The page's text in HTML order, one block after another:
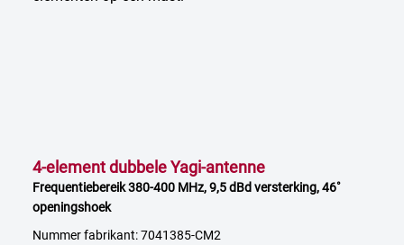
4-element dubbele Yagi-antenne
Frequentiebereik 380-400 MHz, 9,5 dBd versterking, 46˚
openingshoek
Nummer fabrikant: 7041385-CM2